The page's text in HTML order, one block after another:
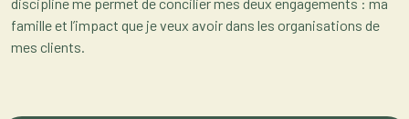
famille et l’impact que je veux avoir dans les organisations de
mes clients.